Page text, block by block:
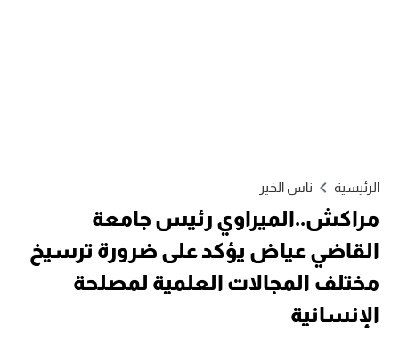
الرئيسية ناس الخير
مراكش..الميراوي رئيس جامعة
القاضي عياض يؤكد على ضرورة ترسيخ
مختلف المجالات العلمية لمصلحة
الإنسانية